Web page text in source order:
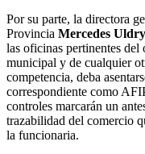
Por su parte, la directora
Provincia Mercedes Uldry
las oficinas pertinentes del
municipal y de cualquier
competencia, deba
correspondiente como
controles marcarán un
trazabilidad del comercio
la funcionaria.